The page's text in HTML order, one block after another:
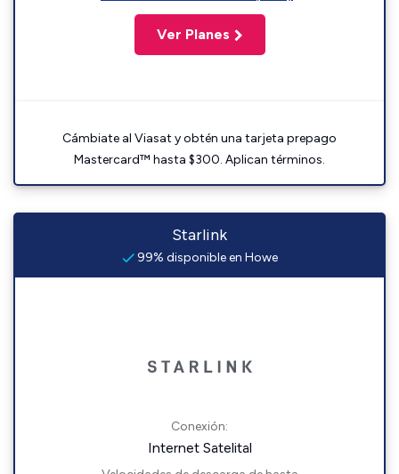
Ver Planes
Cámbiate al Viasat y obtén una tarjeta prepago
Mastercard™ hasta $300. Aplican términos.
Starlink
99% disponible en Howe
Conexión:
Internet Satelital